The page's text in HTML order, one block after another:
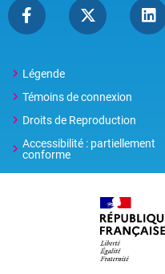
Légende
Témoins de connexion
Droits de Reproduction
Accessibilité : partiellement
conforme